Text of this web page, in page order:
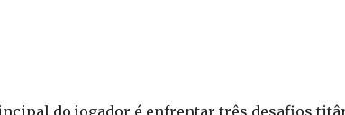
do jogador é enfrentar três desafios